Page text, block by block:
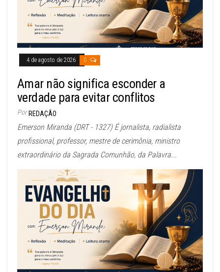
4 de agosto de 2026 0
Amar não significa esconder a
verdade para evitar conflitos
Por REDAÇÃO
Emerson Miranda (DRT - 1327) É jornalista, radialista
profissional, professor, mestre de cerimônia, ministro
extraordinário da Sagrada Comunhão, da Palavra...